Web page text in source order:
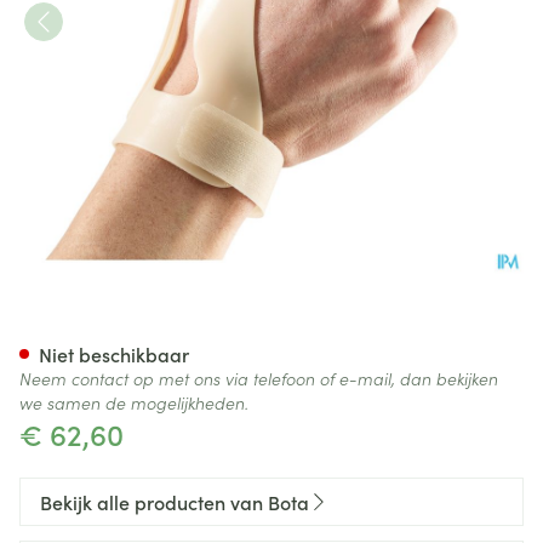
€ 62,60
Niet beschikbaar
Neem contact op met ons via telefoon of e-mail, dan bekijken
we samen de mogelijkheden.
Bekijk alle producten van Bota